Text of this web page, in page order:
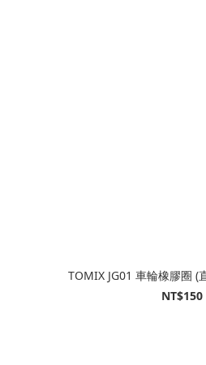
TOMIX JG01 車輪橡膠圈 (
NT$150